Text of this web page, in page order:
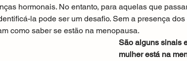
hormonais. No entanto, para aquelas que
la pode ser um desafio. Sem a presença
como saber se estão na menopausa.
São alguns sinais
mulher está na